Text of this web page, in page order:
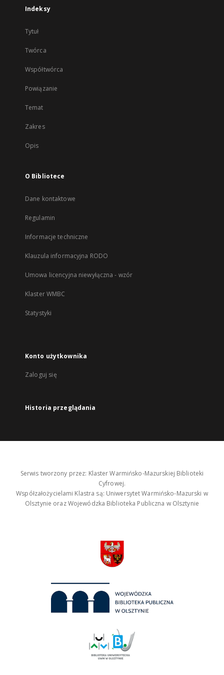
Indeksy
Tytuł
Twórca
Współtwórca
Powiązanie
Temat
Zakres
Opis
O Bibliotece
Dane kontaktowe
Regulamin
Informacje techniczne
Klauzula informacyjna RODO
Umowa licencyjna niewyłączna - wzór
Klaster WMBC
Statystyki
Konto użytkownika
Zaloguj się
Historia przeglądania
Serwis tworzony przez: Klaster Warmińsko-Mazurskiej Biblioteki
Cyfrowej.
Współzałożycielami Klastra są: Uniwersytet Warmińsko-Mazurski w
Olsztynie oraz Wojewódzka Biblioteka Publiczna w Olsztynie